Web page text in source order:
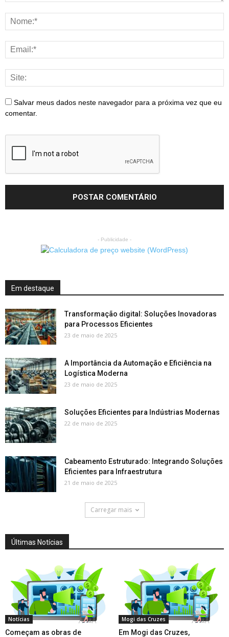
Salvar meus dados neste navegador para a próxima vez que eu
comentar.
- Publicidade -
Em destaque
Transformação digital: Soluções Inovadoras
para Processos Eficientes
23 de maio de 2025
A Importância da Automação e Eficiência na
Logística Moderna
23 de maio de 2025
Soluções Eficientes para Indústrias Modernas
22 de maio de 2025
Cabeamento Estruturado: Integrando Soluções
Eficientes para Infraestrutura
21 de maio de 2025
Carregar mais
Últimas Notícias
Notícias
Começam as obras de
Mogi das Cruzes
Em Mogi das Cruzes,